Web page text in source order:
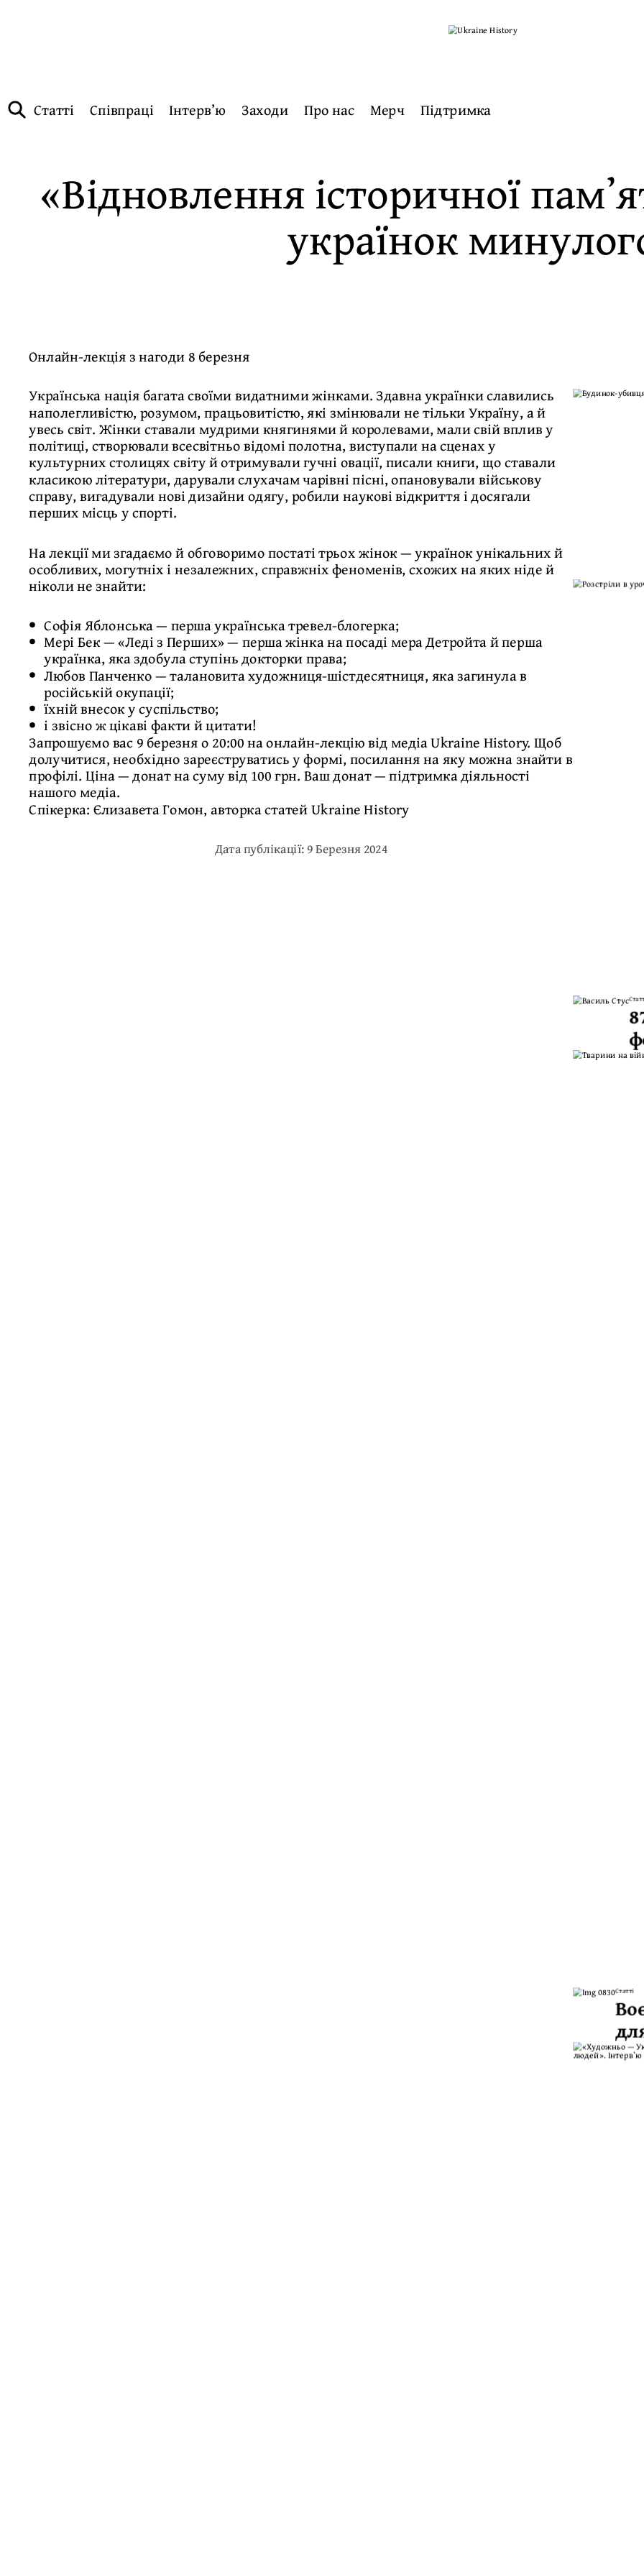
Статті Співпраці Інтерв’ю Заходи Про нас Мерч Підтримка
«Відновлення історичної
українок
Онлайн-лекція з нагоди 8 березня
Українська нація багата своїми видатними жінками. Здавна українки славились
наполегливістю, розумом, працьовитістю, які змінювали не тільки Україну, а й
увесь світ. Жінки ставали мудрими княгинями й королевами, мали свій вплив у
політиці, створювали всесвітньо відомі полотна, виступали на сценах у
культурних столицях світу й отримували гучні овації, писали книги, що ставали
класикою літератури, дарували слухачам чарівні пісні, опановували військову
справу, вигадували нові дизайни одягу, робили наукові відкриття і досягали
перших місць у спорті.
На лекції ми згадаємо й обговоримо постаті трьох жінок — українок унікальних й
особливих, могутніх і незалежних, справжніх феноменів, схожих на яких ніде й
ніколи не знайти:
Софія Яблонська — перша українська тревел-блогерка;
Мері Бек — «Леді з Перших» — перша жінка на посаді мера Детройта й перша
українка, яка здобула ступінь докторки права;
Любов Панченко — талановита художниця-шістдесятниця, яка загинула в
російській окупації;
їхній внесок у суспільство;
і звісно ж цікаві факти й цитати!
Запрошуємо вас 9 березня о 20:00 на онлайн-лекцію від медіа Ukraine History. Щоб
долучитися, необхідно зареєструватись у формі, посилання на яку можна знайти в
профілі. Ціна — донат на суму від 100 грн. Ваш донат — підтримка діяльності
нашого медіа.
Спікерка: Єлизавета Гомон, авторка статей Ukraine History
Дата публікації: 9 Березня 2024
Статті